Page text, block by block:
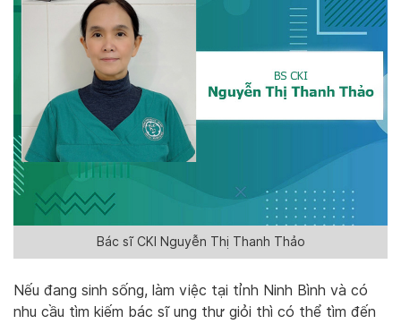
Bác sĩ CKI Nguyễn Thị Thanh Thảo
Nếu đang sinh sống, làm việc tại tỉnh Ninh Bình và có
nhu cầu tìm kiếm bác sĩ ung thư giỏi thì có thể tìm đến